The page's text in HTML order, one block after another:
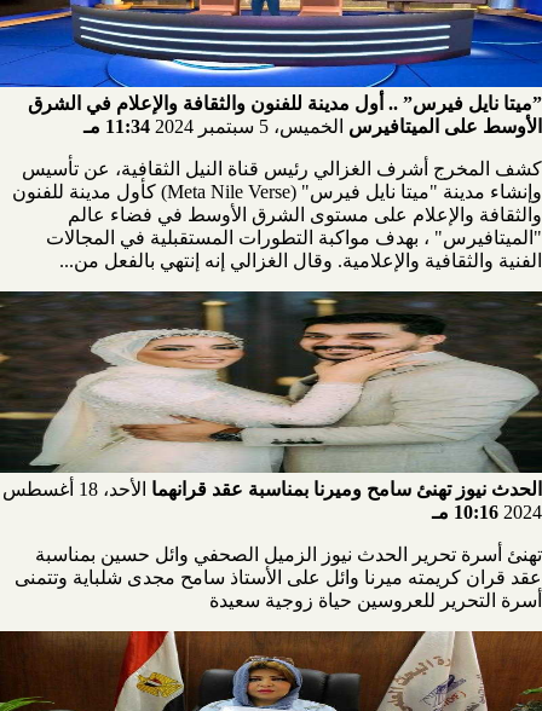
”ميتا نايل فيرس” .. أول مدينة للفنون والثقافة والإعلام في الشرق
الأوسط على الميتافيرس الخميس، 5 سبتمبر 2024 11:34 مـ
كشف المخرج أشرف الغزالي رئيس قناة النيل الثقافية، عن تأسيس
وإنشاء مدينة "ميتا نايل فيرس" (Meta Nile Verse) كأول مدينة للفنون
والثقافة والإعلام على مستوى الشرق الأوسط في فضاء عالم
"الميتافيرس" ، بهدف مواكبة التطورات المستقبلية في المجالات
الفنية والثقافية والإعلامية. وقال الغزالي إنه إنتهي بالفعل من...
الحدث نيوز تهنئ سامح وميرنا بمناسبة عقد قرانهما
الأحد، 18 أغسطس
2024 10:16 مـ
تهنئ أسرة تحرير الحدث نيوز الزميل الصحفي وائل حسين بمناسبة
عقد قران كريمته ميرنا وائل على الأستاذ سامح مجدى شلباية وتتمنى
أسرة التحرير للعروسين حياة زوجية سعيدة